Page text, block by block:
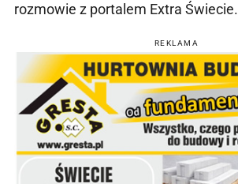
rozmowie z portalem Extra Świecie.
REKLAMA